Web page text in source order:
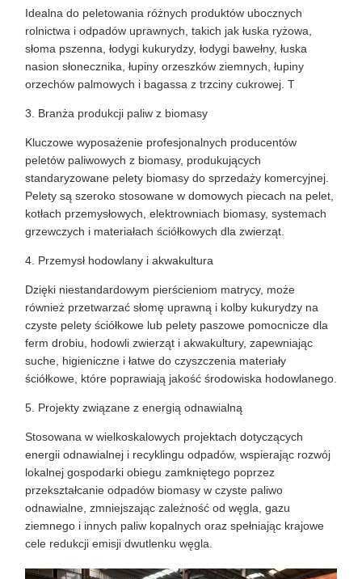
Idealna do peletowania różnych produktów ubocznych
rolnictwa i odpadów uprawnych, takich jak łuska ryżowa,
słoma pszenna, łodygi kukurydzy, łodygi bawełny, łuska
nasion słonecznika, łupiny orzeszków ziemnych, łupiny
orzechów palmowych i bagassa z trzciny cukrowej. T
3. Branża produkcji paliw z biomasy
Kluczowe wyposażenie profesjonalnych producentów
peletów paliwowych z biomasy, produkujących
standaryzowane pelety biomasy do sprzedaży komercyjnej.
Pelety są szeroko stosowane w domowych piecach na pelet,
kotłach przemysłowych, elektrowniach biomasy, systemach
grzewczych i materiałach ściółkowych dla zwierząt.
4. Przemysł hodowlany i akwakultura
Dzięki niestandardowym pierścieniom matrycy, może
również przetwarzać słomę uprawną i kolby kukurydzy na
czyste pelety ściółkowe lub pelety paszowe pomocnicze dla
ferm drobiu, hodowli zwierząt i akwakultury, zapewniając
suche, higieniczne i łatwe do czyszczenia materiały
ściółkowe, które poprawiają jakość środowiska hodowlanego.
5. Projekty związane z energią odnawialną
Stosowana w wielkoskalowych projektach dotyczących
energii odnawialnej i recyklingu odpadów, wspierając rozwój
lokalnej gospodarki obiegu zamkniętego poprzez
przekształcanie odpadów biomasy w czyste paliwo
odnawialne, zmniejszając zależność od węgla, gazu
ziemnego i innych paliw kopalnych oraz spełniając krajowe
cele redukcji emisji dwutlenku węgla.